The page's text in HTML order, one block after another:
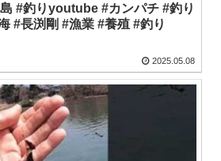
#釣りyoutube #カンパチ #釣り
#長渕剛 #漁業 #養殖 #釣り
2025.05.08